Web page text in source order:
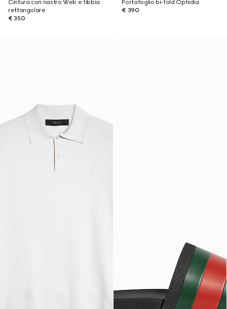
Cintura con nastro Web e fibbia
rettangolare
€ 350
Portafoglio bi-fold Ophidia
€ 390